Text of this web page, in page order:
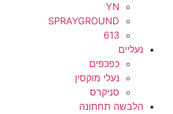
YN
SPRAYGROUND
613
נעליים
כפכפים
נעלי מוקסין
סניקרס
הלבשה תחתונה